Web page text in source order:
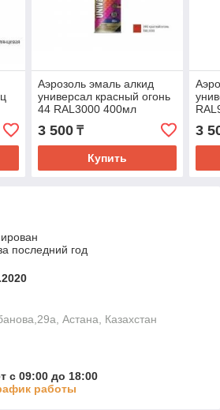
Аэрозоль эмаль алкид
универсал красный огонь
44 RAL3000 400мл
INRAL_(5890)
3 500₸
Купить
3
последний год
Астана, Казахстан
с 09:00 до 18:00
работы